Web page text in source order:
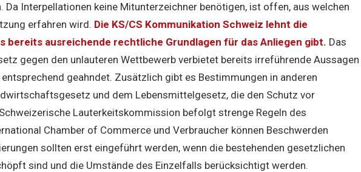
Da Interpellationen keine Mitunterzeichner benötigen, ist offen, aus welchen
erfahren wird. Die KS/CS Kommunikation Schweiz lehnt die
bereits ausreichende rechtliche Grundlagen für das Anliegen gibt. Das
gegen den unlauteren Wettbewerb verbietet bereits irreführende Aussagen
geahndet. Zusätzlich gibt es Bestimmungen in anderen
und dem Lebensmittelgesetz, die den Schutz vor
Lauterkeitskommission befolgt strenge Regeln des
Chamber of Commerce und Verbraucher können Beschwerden
sollten erst eingeführt werden, wenn die bestehenden gesetzlichen
sind und die Umstände des Einzelfalls berücksichtigt werden.